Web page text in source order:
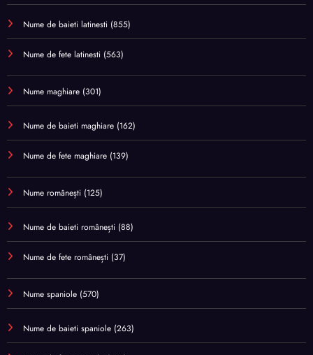
Nume de baieti latinesti (855)
Nume de fete latinesti (563)
Nume maghiare (301)
Nume de baieti maghiare (162)
Nume de fete maghiare (139)
Nume românești (125)
Nume de baieti românești (88)
Nume de fete românești (37)
Nume spaniole (570)
Nume de baieti spaniole (263)